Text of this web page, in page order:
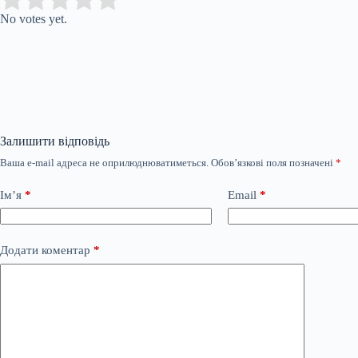
No votes yet.
Залишити відповідь
Ваша e-mail адреса не оприлюднюватиметься. Обов’язкові поля позначені *
Ім’я * Email *
Додати коментар *